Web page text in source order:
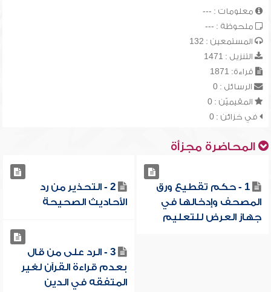
معلومات : ---
ملحوظة : ---
المستمعين : 132
التنزيل : 1471
قراءة: 1871
الرسائل : 0
المقيميّن : 0
في خزائن : 0
المحاضرة مجزأة
1 - حكم تقطيع ورق
المصحف وإدخالها في
جهاز العرض للتعليم
2 - التحذير من رد
الأحاديث الصحيحة
3 - الرد على من قال
بعدم قراءة القرآن لغير
المتفقه في الدين